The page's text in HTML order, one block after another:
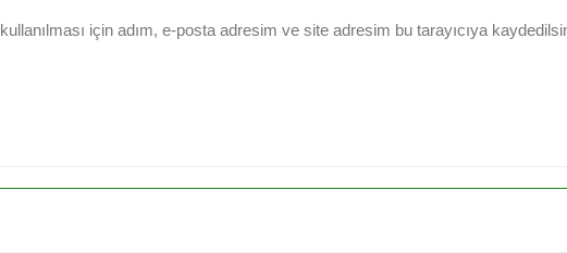
için adım, e-posta adresim ve site adresim bu tarayıcıya